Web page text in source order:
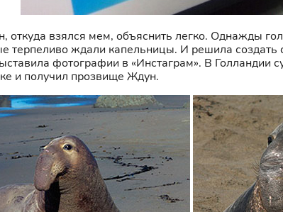
откуда взялся мем, объяснить легко. Однажды
терпеливо ждали капельницы. И решила
фотографии в «Инстаграм». В Голландии
и получил прозвище Ждун.